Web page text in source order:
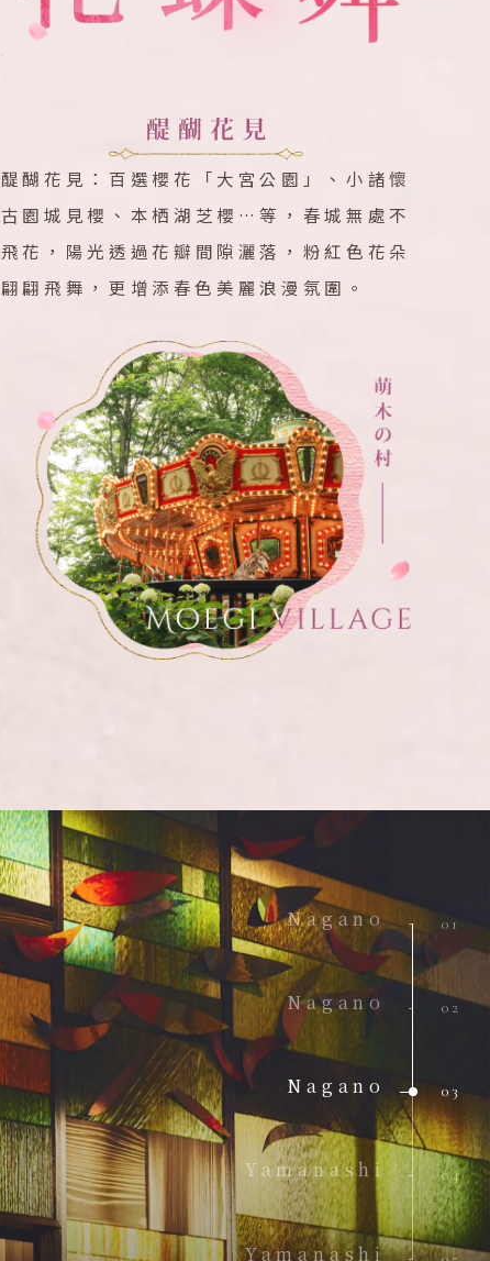
醍醐花見：百選櫻花「大宮公園」、小諸懷
古園城見櫻、本栖湖芝櫻…等，春城無處不
飛花，陽光透過花瓣間隙灑落，粉紅色花朵
翩翩飛舞，更增添春色美麗浪漫氛圍。
Nagano 01
Nagano 02
Nagano 03
Yamanashi 04
Yamanashi